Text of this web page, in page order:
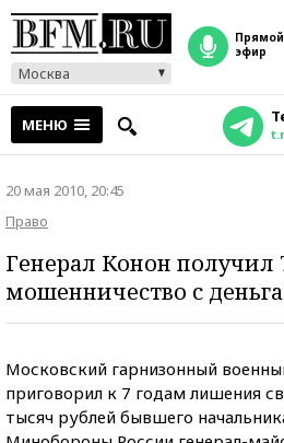
Москва
прямой
эфир
МЕНЮ
20 мая 2010, 20:45
Право
Генерал Конон получил
мошенничество с
Московский гарнизонный
приговорил к 7 годам лишения
тысяч рублей бывшего